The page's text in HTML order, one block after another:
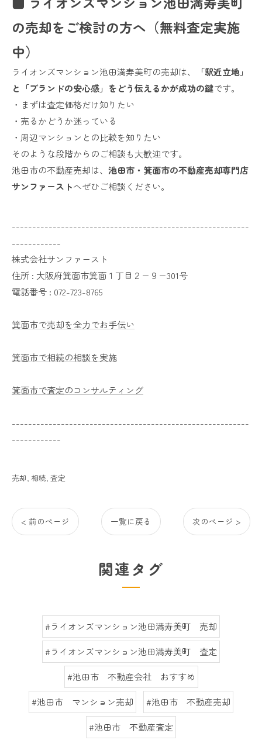
の売却をご検討の方へ（無料査定実施
中）
ライオンズマンション池田満寿美町の売却は、
「駅近立地」
と「ブランドの安心感」をどう伝えるかが成功の鍵です。
・まずは査定価格だけ知りたい
・売るかどうか迷っている
・周辺マンションとの比較を知りたい
そのような段階からのご相談も大歓迎です。
池田市の不動産売却は、 池田市・箕面市の不動産売却専門店
サンファーストへぜひご相談ください。
----------------------------------------------------------
------------
株式会社サンファースト
住所 : 大阪府箕面市箕面１丁目２−９−301号
電話番号 : 072-723-8765
箕面市で売却を全力でお手伝い
箕面市で相続の相談を実施
箕面市で査定のコンサルティング
----------------------------------------------------------
------------
売却 相続 査定
< 前のページ 一覧に戻る 次のページ >
関連タグ
#ライオンズマンション池田満寿美町 売却
#ライオンズマンション池田満寿美町 査定
#池田市 不動産会社 おすすめ
#池田市 マンション売却 #池田市 不動産売却
#池田市 不動産査定